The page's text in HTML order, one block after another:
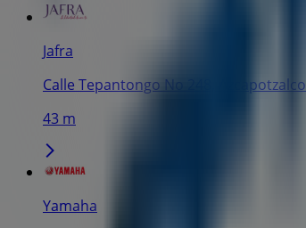
Jafra
Calle Tepantongo No 248, Azcapotzalco
43 m
Yamaha